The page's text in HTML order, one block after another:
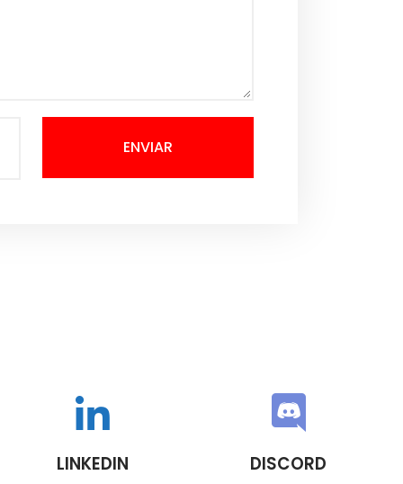
ENVIAR
LINKEDIN DISCORD